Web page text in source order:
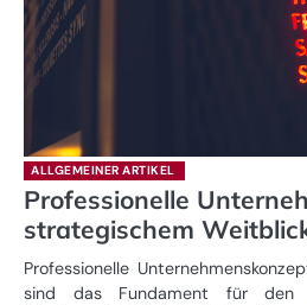
ALLGEMEINER ARTIKEL
Professionelle
strategischem
Professionelle
sind das Fundament für den